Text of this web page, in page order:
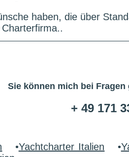
haben, die über
Sie können mich bei
+ 49 171
•Yachtcharter Italien •